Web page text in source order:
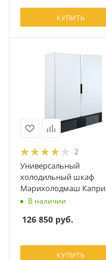
КУПИТЬ
2
Универсальный
холодильный шкаф
Марихолодмаш Капри
1,5УМ
В наличии
126 850 руб.
КУПИТЬ